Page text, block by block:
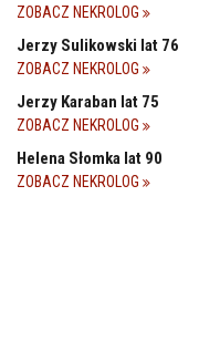
ZOBACZ NEKROLOG
Jerzy Sulikowski lat 76
ZOBACZ NEKROLOG
Jerzy Karaban lat 75
ZOBACZ NEKROLOG
Helena Słomka lat 90
ZOBACZ NEKROLOG